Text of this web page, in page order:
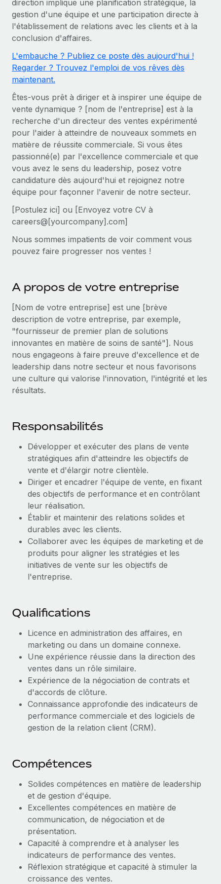
Gestion des freelances
Intégrez et gérez vos freelances partout dans le monde
Sous-traitez les opérations complexes liées à l’emploi
Intégration Remote
Intégrez vos RH aux flux de travail en toute simplicité
Plateforme
Des fonctions RH clés intégrées pour votre équipe
Connecter Nouveau
Connectez n'importe quel outil d’IA à Remote grâce à
notre MCP
Intégrations
Rationalisez vos processus avec des outils essentiels
Recevez des conseils d’experts sur les RH à
l’international et la conformité
Contrôles d’antécédents
Simplifiez vos processus de présélection des
candidats
Remote Watchtower
Gardez un temps d’avance sur les risques en
matière de conformité
Achetez et suivez vos équipements informatiques
Création d’entité
Établissez des entités rapidement et en toute
conformité
Mobilité et déménagement international
Organisez facilement le déménagement de vos
employés
Avantages sociaux
Gérez facilement les avantages sociaux
Comparer Remote
Examinez notre service par rapport aux autres
CROISSANCE
Start-ups
Des solutions agiles et internationales pour les RH et la
Entreprises intermédiaires
Développez vos équipes avec des solutions RH sur
mesure
Entreprise
Les RH à l’international pour les grandes entreprises
Partenaires stratégiques de la tech
Intégrez les RH à l’international de manière flexible
Devenir partenaire
Conseil en intégrations et automatisations assistées par
l’IA
ÉTUDES DE CAS
pays
Calculateur de paiement des freelances
Découvrez les devises disponibles et les vitesses de
paiement pour vos freelances internationaux
Recherche et guides
Études de cas
Glossaire RH
Checklists et modèles
Descriptions de postes
Événements
Salle de presse
Centre de ressources
Obtenir de l’aide
Voir toutes les ressources
BLOG
Paie multipays
EOR et PEO
Taxes
Explorer le blog
Mises à jour des produits de Remote :
Intégrations Gusto et Xero et Gestion des
freelances Plus
Remote a toujours pour mission d'aider les entreprises de
toute taille à embaucher, gérer et payer...
En savoir plus
Comment Phiture gère ses 55 employés
Phiture, un leader notable du conseil en matière de
croissance mobile internationale, encourage les...
En savoir plus
Nederlands
Français
Deutsch
Español
Italiano
Português (Portugal)
日本語
한국어
中文（简体）
Connexion
direction implique une planification stratégique, la
gestion d'une équipe et une participation directe à
l'établissement de relations avec les clients et à la
conclusion d'affaires.
L'embauche ? Publiez ce poste dès aujourd'hui !
Regarder ? Trouvez l'emploi de vos rêves dès
maintenant.
Êtes-vous prêt à diriger et à inspirer une équipe de
vente dynamique ? [nom de l'entreprise] est à la
recherche d'un directeur des ventes expérimenté
pour l'aider à atteindre de nouveaux sommets en
matière de réussite commerciale. Si vous êtes
passionné(e) par l'excellence commerciale et que
vous avez le sens du leadership, posez votre
candidature dès aujourd'hui et rejoignez notre
équipe pour façonner l'avenir de notre secteur.
[Postulez ici] ou [Envoyez votre CV à
careers@[yourcompany].com]
Nous sommes impatients de voir comment vous
pouvez faire progresser nos ventes !
A propos de votre entreprise
[Nom de votre entreprise] est une [brève
description de votre entreprise, par exemple,
"fournisseur de premier plan de solutions
innovantes en matière de soins de santé"]. Nous
nous engageons à faire preuve d'excellence et de
leadership dans notre secteur et nous favorisons
une culture qui valorise l'innovation, l'intégrité et les
résultats.
Responsabilités
Développer et exécuter des plans de vente
stratégiques afin d'atteindre les objectifs de
vente et d'élargir notre clientèle.
Diriger et encadrer l'équipe de vente, en fixant
des objectifs de performance et en contrôlant
leur réalisation.
Établir et maintenir des relations solides et
durables avec les clients.
Collaborer avec les équipes de marketing et de
produits pour aligner les stratégies et les
initiatives de vente sur les objectifs de
l'entreprise.
Qualifications
Licence en administration des affaires, en
marketing ou dans un domaine connexe.
Une expérience réussie dans la direction des
ventes dans un rôle similaire.
Expérience de la négociation de contrats et
d'accords de clôture.
Connaissance approfondie des indicateurs de
performance commerciale et des logiciels de
gestion de la relation client (CRM).
Compétences
Solides compétences en matière de leadership
et de gestion d'équipe.
Excellentes compétences en matière de
communication, de négociation et de
présentation.
Capacité à comprendre et à analyser les
indicateurs de performance des ventes.
Réflexion stratégique et capacité à stimuler la
croissance des ventes.